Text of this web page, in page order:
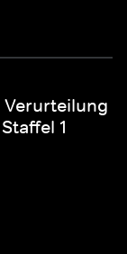
Verurteilung
1